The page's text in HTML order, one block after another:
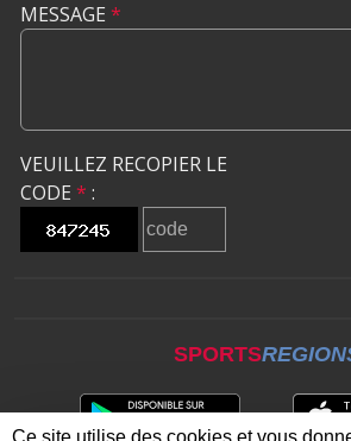
MESSAGE *
VEUILLEZ RECOPIER LE
CODE * :
SPORTS
Ce site utilise des cookies et vous